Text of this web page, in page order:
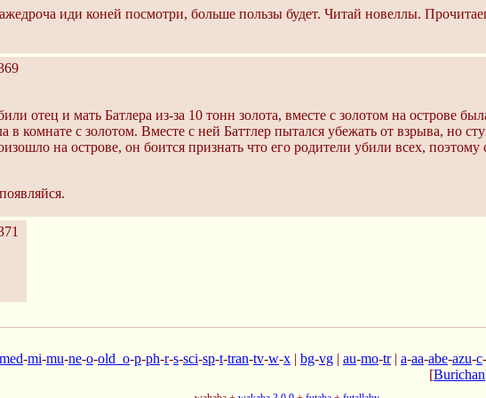
иди коней посмотри, больше пользы будет. Читай новеллы.
отец и мать Батлера из-за 10 тонн золота, вместе с золотом на острове
в комнате с золотом. Вместе с ней Баттлер пытался убежать от взрыва, но
на острове, он боится признать что его родители убили всех,
med-mi-mu-ne-o-old_o-p-ph-r-s-sci-sp-t-tran-tv-w-x | bg-vg | au-mo-tr| a-aa-abe-azu-c-
[Burichan